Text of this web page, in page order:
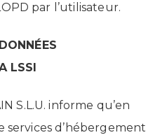
par l’utilisateur.
LSSI
S.L.U. informe qu’en
d’hébergement